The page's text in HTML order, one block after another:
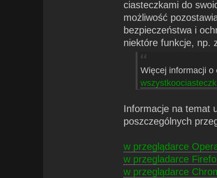
ciasteczkami do
możliwość
bezpieczeństwa i
niektóre funkcje, np.
Więcej informacji
Informacje na temat
poszczególnych
w przeglądarce
w przegladarce
w przeglądarce